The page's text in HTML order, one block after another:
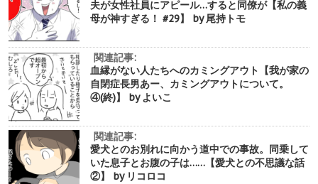
夫が女性社員にアピール…すると同僚が【私の義
母が神すぎる！ #29】 by 尾持トモ
関連記事:
血縁がない人たちへのカミングアウト【我が家の
自閉症長男あー、カミングアウトについて。
④(終)】 by よいこ
関連記事:
愛犬とのお別れに向かう道中での事故。同乗して
いた息子とお腹の子は……【愛犬との不思議な話
②】 by リコロコ